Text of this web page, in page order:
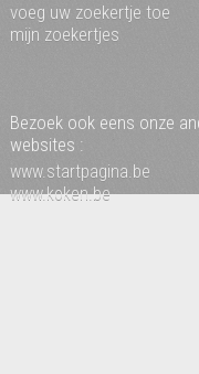
voeg uw zoekertje toe
mijn zoekertjes
Bezoek ook eens onze
websites :
www.startpagina.be
www.koken.be